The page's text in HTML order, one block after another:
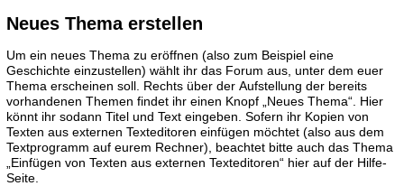
Neues Thema erstellen
Um ein neues Thema zu eröffnen (also zum Beispiel eine
Geschichte einzustellen) wählt ihr das Forum aus, unter dem euer
Thema erscheinen soll. Rechts über der Aufstellung der bereits
vorhandenen Themen findet ihr einen Knopf „Neues Thema“. Hier
könnt ihr sodann Titel und Text eingeben. Sofern ihr Kopien von
Texten aus externen Texteditoren einfügen möchtet (also aus dem
Textprogramm auf eurem Rechner), beachtet bitte auch das Thema
„Einfügen von Texten aus externen Texteditoren“ hier auf der Hilfe-
Seite.